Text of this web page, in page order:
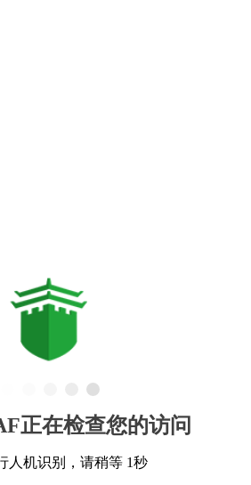
正在检查您的访问
人机识别，请稍等 1秒